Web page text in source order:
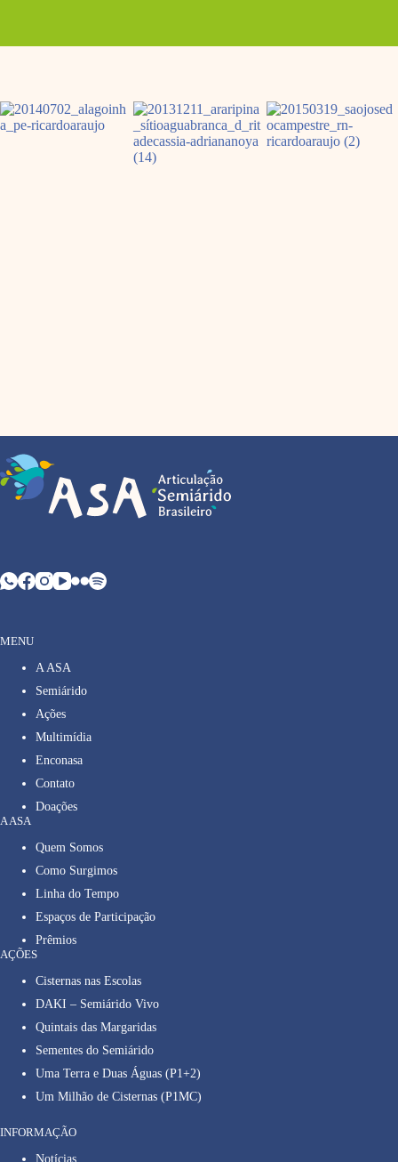
MENU
A ASA
Semiárido
Ações
Multimídia
Enconasa
Contato
Doações
A ASA
Quem Somos
Como Surgimos
Linha do Tempo
Espaços de Participação
Prêmios
AÇÕES
Cisternas nas Escolas
DAKI – Semiárido Vivo
Quintais das Margaridas
Sementes do Semiárido
Uma Terra e Duas Águas (P1+2)
Um Milhão de Cisternas (P1MC)
INFORMAÇÃO
Notícias